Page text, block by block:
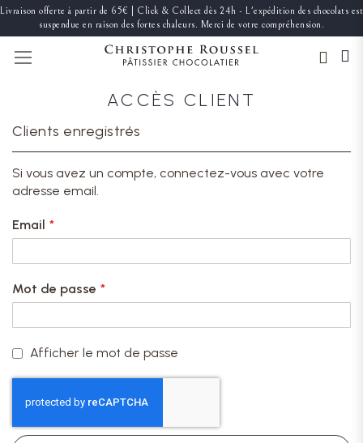
Livraison offerte à partir de 65€ | Click & Collect dès 24h - L'expédition des chocolats est
suspendue en raison des fortes chaleurs. Merci de votre compréhension.
ACCÈS CLIENT
Clients enregistrés
Si vous avez un compte, connectez-vous avec votre
adresse email.
Email
Mot de passe
Afficher le mot de passe